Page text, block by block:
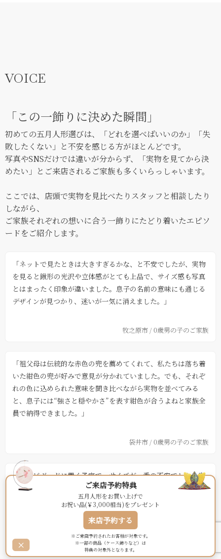
ご来店予約特典
五月人形をお買い上げで
お祝い品(￥3,000相当)をプレゼント
来店予約する
※ご来店予約されたお客様が対象です。
※一部の商品（ケース飾りなど）は
特典の対象外となります。
×
VOICE
「この一飾りに決めた瞬間」
初めての五月人形選びは、「どれを選べばいいのか」「失
敗したくない」と不安を感じる方がほとんどです。
写真やSNSだけでは違いが分からず、「実物を見てから決
めたい」とご来店されるご家族も多くいらっしゃいます。
ここでは、店頭で実物を見比べたりスタッフと相談したり
しながら、
ご家族それぞれの想いに合う一飾りにたどり着いたエピソ
ードをご紹介します。
「ネットで見たときは大きすぎるかな、と不安でしたが、実物
を見ると鍬形の光沢や立体感がとても上品で、サイズ感も写真
とはまったく印象が違いました。息子の名前の意味にも通じる
デザインが見つかり、迷いが一気に消えました。」
牧之原市 / 0歳男の子のご家族
「祖父母は伝統的な赤色の兜を薦めてくれて、私たちは落ち着
いた紺色の兜が好みで意見が分かれていました。でも、それぞ
れの色に込められた意味を聞き比べながら実物を並べてみる
と、息子には“強さと穏やかさ”を表す紺色が合うよねと家族全
員で納得できました。」
袋井市 / 0歳男の子のご家族
「テレビボードに置く予定で、サイズが一番の不安でした。実
際に置く位置までシミュレーションしてもらえたことで、生活
空間になじむちょうど良い一式が見つかりました。見た目もコ
ンパクトとは思えない存在感で満足しています。」
掛川市 / 0歳男の子のご家族